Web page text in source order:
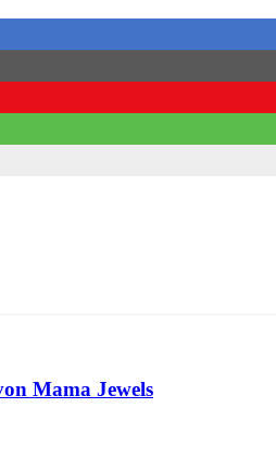
Mama Jewels